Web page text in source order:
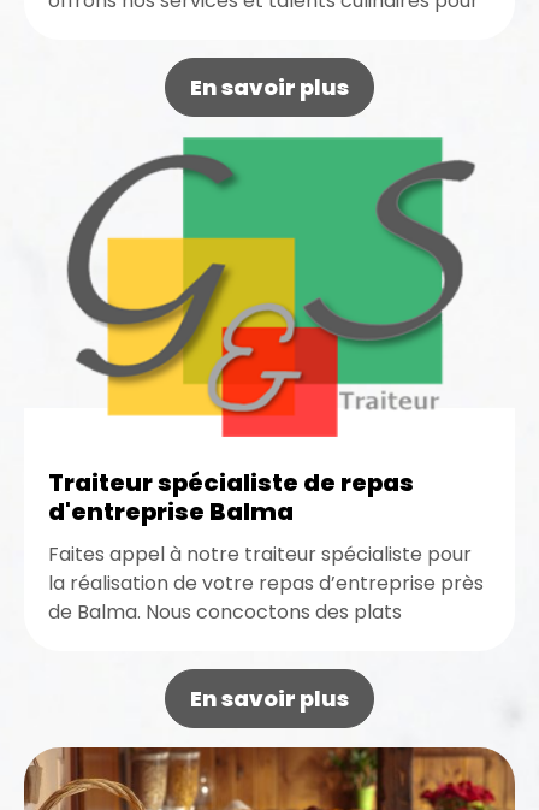
En savoir plus
Traiteur spécialiste de repas
d'entreprise Balma
Faites appel à notre traiteur spécialiste pour
la réalisation de votre repas d’entreprise près
de Balma. Nous concoctons des plats
En savoir plus